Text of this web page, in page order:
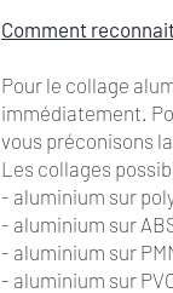
Comment
Pour le collage
immédiatement.
vous préconisons
Les collages
- aluminium sur
- aluminium sur
- aluminium sur
- aluminium sur